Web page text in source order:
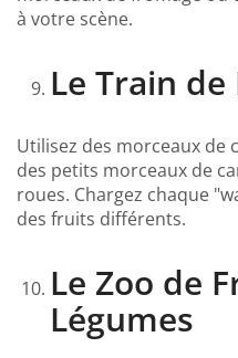
à votre scène.
Le Train de
Utilisez des morceaux de
des petits morceaux de
roues. Chargez chaque
des fruits différents.
Le Zoo de
Légumes